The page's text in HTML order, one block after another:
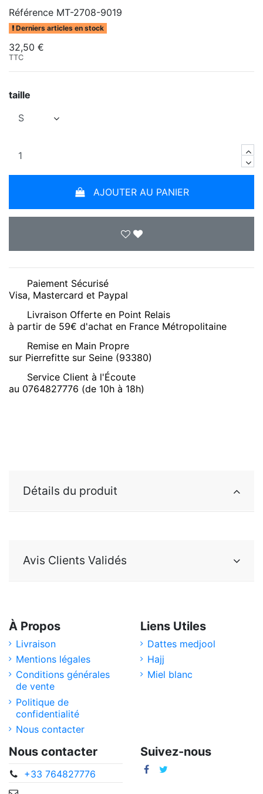
Référence MT-2708-9019
Derniers articles en stock
32,50 €
TTC
taille
AJOUTER AU PANIER
Paiement Sécurisé
Visa, Mastercard et Paypal
Livraison Offerte en Point Relais
à partir de 59€ d'achat en France Métropolitaine
Remise en Main Propre
sur Pierrefitte sur Seine (93380)
Service Client à l'Écoute
au 0764827776 (de 10h à 18h)
Détails du produit
Avis Clients Validés
À Propos
Livraison
Mentions légales
Conditions générales
de vente
Politique de
confidentialité
Nous contacter
Liens Utiles
Dattes medjool
Hajj
Miel blanc
Nous contacter
+33 764827776
Suivez-nous